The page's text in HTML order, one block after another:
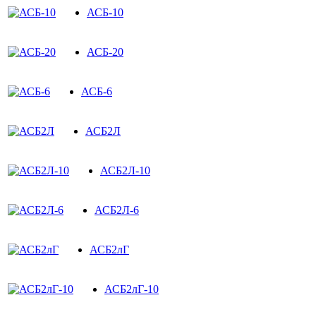
АСБ-10
АСБ-20
АСБ-6
АСБ2Л
АСБ2Л-10
АСБ2Л-6
АСБ2лГ
АСБ2лГ-10